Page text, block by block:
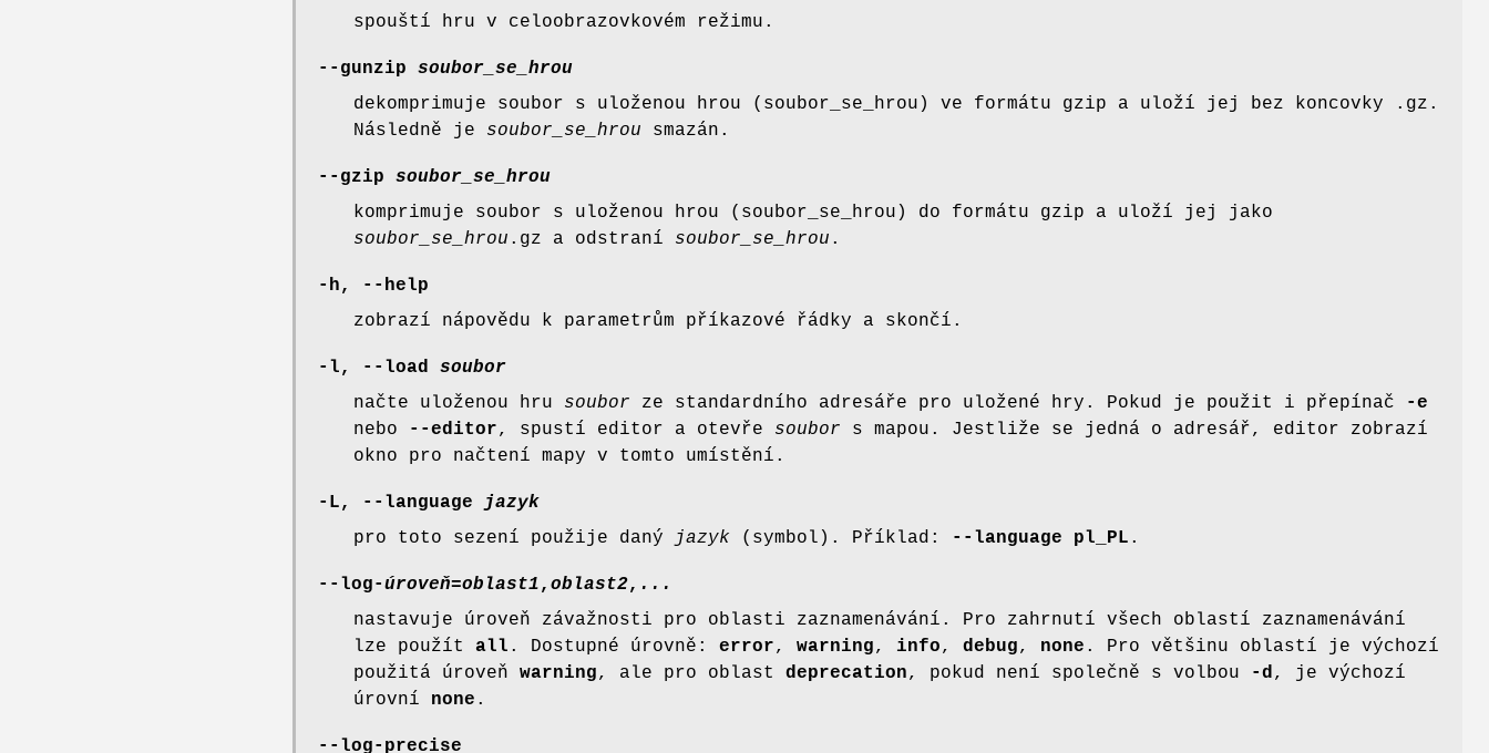
spouští hru v celoobrazovkovém režimu.
--gunzip soubor_se_hrou
dekomprimuje soubor s uloženou hrou (soubor_se_hrou) ve formátu gzip a uloží jej bez koncovky .gz.
Následně je soubor_se_hrou smazán.
--gzip soubor_se_hrou
komprimuje soubor s uloženou hrou (soubor_se_hrou) do formátu gzip a uloží jej jako
soubor_se_hrou .gz a odstraní soubor_se_hrou .
-h, --help
zobrazí nápovědu k parametrům příkazové řádky a skončí.
-l, --load soubor
načte uloženou hru soubor ze standardního adresáře pro uložené hry. Pokud je použit i přepínač
-e
nebo
--editor, spustí editor a otevře soubor s mapou. Jestliže se jedná o adresář, editor zobrazí
okno pro načtení mapy v tomto umístění.
-L, --language jazyk
pro toto sezení použije daný
jazyk (symbol). Příklad: --language pl_PL .
--log-úroveň=oblast1, oblast2, ...
nastavuje úroveň závažnosti pro oblasti zaznamenávání. Pro zahrnutí všech oblastí zaznamenávání
lze použít all . Dostupné úrovně: error, warning, info, debug, none . Pro většinu oblastí je výchozí
použitá úroveň warning, ale pro oblast deprecation, pokud není společně s volbou -d, je výchozí
úrovní none .
--log-precise